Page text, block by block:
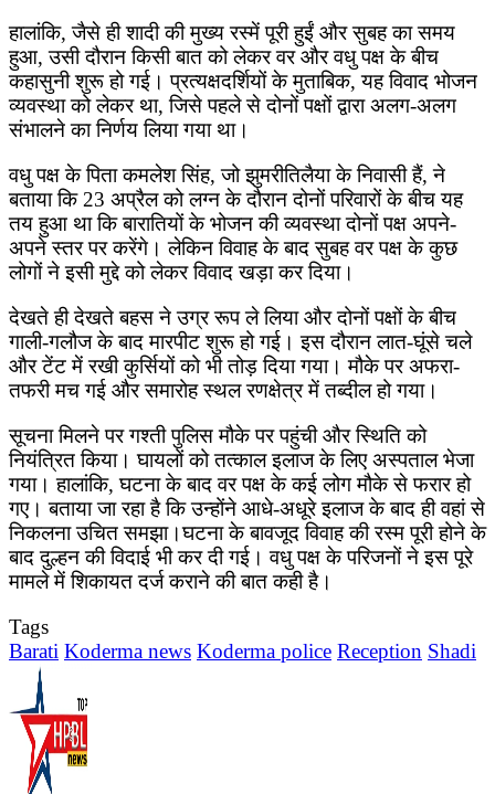
हालांकि, जैसे ही शादी की मुख्य रस्में पूरी हुईं और सुबह का समय
हुआ, उसी दौरान किसी बात को लेकर वर और वधु पक्ष के बीच
कहासुनी शुरू हो गई। प्रत्यक्षदर्शियों के मुताबिक, यह विवाद भोजन
व्यवस्था को लेकर था, जिसे पहले से दोनों पक्षों द्वारा अलग-अलग
संभालने का निर्णय लिया गया था।
वधु पक्ष के पिता कमलेश सिंह, जो झुमरीतिलैया के निवासी हैं, ने
बताया कि 23 अप्रैल को लग्न के दौरान दोनों परिवारों के बीच यह
तय हुआ था कि बारातियों के भोजन की व्यवस्था दोनों पक्ष अपने-
अपने स्तर पर करेंगे। लेकिन विवाह के बाद सुबह वर पक्ष के कुछ
लोगों ने इसी मुद्दे को लेकर विवाद खड़ा कर दिया।
देखते ही देखते बहस ने उग्र रूप ले लिया और दोनों पक्षों के बीच
गाली-गलौज के बाद मारपीट शुरू हो गई। इस दौरान लात-घूंसे चले
और टेंट में रखी कुर्सियों को भी तोड़ दिया गया। मौके पर अफरा-
तफरी मच गई और समारोह स्थल रणक्षेत्र में तब्दील हो गया।
सूचना मिलने पर गश्ती पुलिस मौके पर पहुंची और स्थिति को
नियंत्रित किया। घायलों को तत्काल इलाज के लिए अस्पताल भेजा
गया। हालांकि, घटना के बाद वर पक्ष के कई लोग मौके से फरार हो
गए। बताया जा रहा है कि उन्होंने आधे-अधूरे इलाज के बाद ही वहां से
निकलना उचित समझा।घटना के बावजूद विवाह की रस्म पूरी होने के
बाद दुल्हन की विदाई भी कर दी गई। वधु पक्ष के परिजनों ने इस पूरे
मामले में शिकायत दर्ज कराने की बात कही है।
Tags
Barati Koderma news Koderma police Reception Shadi